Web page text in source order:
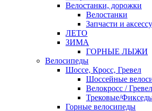
Велостанки, дорожки
Велостанки
Запчасти и
ЛЕТО
ЗИМА
ГОРНЫЕ ЛЫЖИ
Велосипеды
Шоссе, Кросс, Гревел
Шоссейные
Велокросс / Гревел
Трековые/
Горные велосипеды